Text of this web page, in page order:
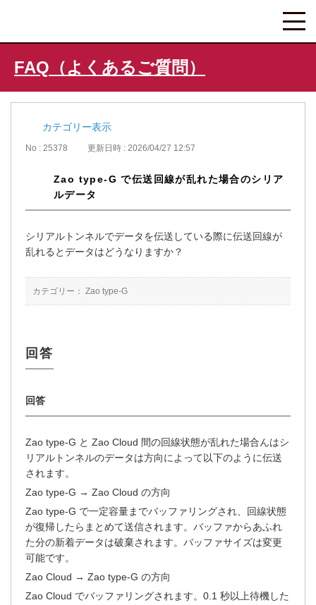
FAQ（よくあるご質問）
カテゴリー表示
No : 25378 更新日時 : 2026/04/27 12:57
Zao type-G で伝送回線が乱れた場合のシリア
ルデータ
シリアルトンネルでデータを伝送している際に伝送回線が
乱れるとデータはどうなりますか？
カテゴリー： Zao type-G
Zao type-G と Zao Cloud 間の回線状態が乱れた場合んはシ
リアルトンネルのデータは方向によって以下のように伝送
されます。
Zao type-G → Zao Cloud の方向
Zao type-G で一定容量までバッファリングされ、回線状態
が復帰したらまとめて送信されます。バッファからあふれ
た分の新着データは破棄されます。バッファサイズは変更
可能です。
Zao Cloud → Zao type-G の方向
Zao Cloud でバッファリングされます。0.1 秒以上待機した